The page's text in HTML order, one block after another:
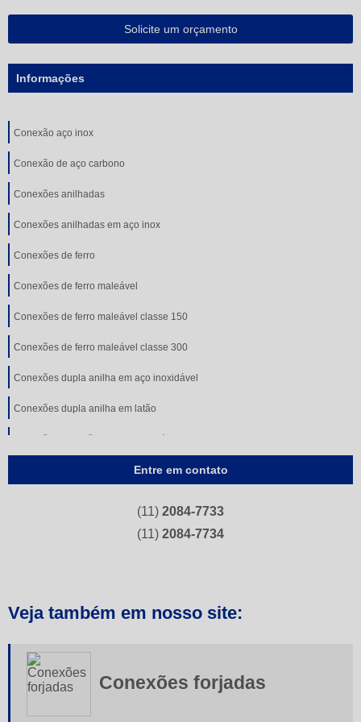
Solicite um orçamento
Informações
Conexão aço inox
Conexão de aço carbono
Conexões anilhadas
Conexões anilhadas em aço inox
Conexões de ferro
Conexões de ferro maleável
Conexões de ferro maleável classe 150
Conexões de ferro maleável classe 300
Conexões dupla anilha em aço inoxidável
Conexões dupla anilha em latão
Conexões tipo compressão de latão
Conexões tubulares
Conexões tubulares aço carbono
Curvas de inox
Entre em contato
(11) 2084-7733
(11) 2084-7734
Veja também em nosso site:
Conexões forjadas